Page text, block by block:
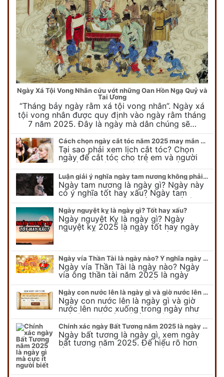
Ngày Xá Tội Vong Nhân cứu vớt những Oan Hồn Ngạ Quỷ và
Tai Ương
“Tháng bảy ngày rằm xá tội vong nhân”. Ngày xá
tội vong nhân được quy định vào ngày rằm tháng
7 năm 2025. Đây là ngày mà dân chúng sẽ…
Cách chọn ngày cắt tóc năm 2025 may mắn cho cả trẻ em và người lớn
Tại sao phải xem lịch cắt tóc? Chọn
ngày để cắt tóc cho trẻ em và người
lớn cần lưu ý điều gì để gặp nhiều may
mắn ? Khi…
Luận giải ý nghĩa ngày tam nương không phải ai cũng biết
Ngày tam nương là ngày gì? Ngày này
có ý nghĩa tốt hay xấu? Ngày tam
nương sát có nguồn gốc như thế nào?
Cần kiêng kỵ điều gì khi…
Ngày nguyệt kỵ là ngày gì? Tốt hay xấu?
Ngày nguyệt Kỵ là ngày gì? Ngày
nguyệt kỵ 2025 là ngày tốt hay ngày
xấu, xem ngay để biết chi tiết ý nghĩa
Ngày vía Thần Tài là ngày nào? Ý nghĩa ngày vía Thần Tài năm 2025
Ngày vía Thần Tài là ngày nào? Ngày
vía ông thần tài năm 2025 là ngày
mùng 10 âm lịch hàng tháng. Tại sao
trong ngày này, tất cả mọi…
Ngày con nước lên là ngày gì và giờ nước lên nước xuống trong ngày?
Ngày con nước lên là ngày gì và giờ
nước lên nước xuống trong ngày như
thế nào? Có điều gì cần chú ý về ngày
con nước lên? Đừng…
Chính xác ngày Bất Tương năm 2025 là ngày gì mà cực ít người biết
Ngày bất tương là ngày gì, xem ngày
bất tương năm 2025. Để hiểu rõ hơn
về ngày bất tương, ngày bất tương là